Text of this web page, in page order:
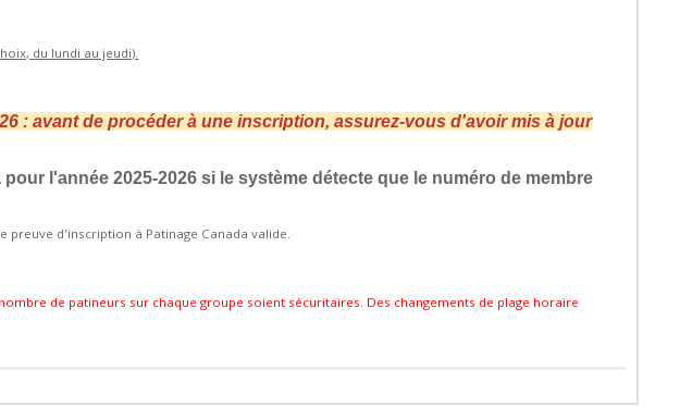
du lundi au jeudi).
: avant de procéder à une inscription, assurez-vous d'avoir mis à jour
l'année 2025-2026 si le système détecte que le numéro de membre
d'inscription à Patinage Canada valide.
de patineurs sur chaque groupe soient sécuritaires. Des changements de plage horaire